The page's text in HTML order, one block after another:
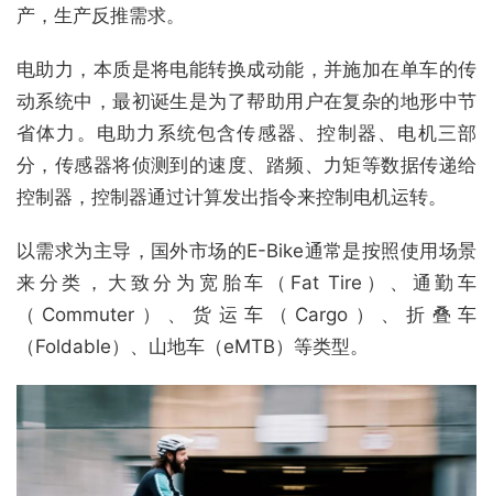
产，生产反推需求。
电助力，本质是将电能转换成动能，并施加在单车的传
动系统中，最初诞生是为了帮助用户在复杂的地形中节
省体力。电助力系统包含传感器、控制器、电机三部
分，传感器将侦测到的速度、踏频、力矩等数据传递给
控制器，控制器通过计算发出指令来控制电机运转。
以需求为主导，国外市场的E-Bike通常是按照使用场景
来分类，大致分为宽胎车（Fat Tire）、通勤车
（Commuter）、货运车（Cargo）、折叠车
（Foldable）、山地车（eMTB）等类型。